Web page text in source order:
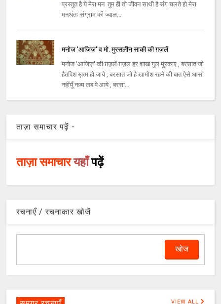
प्रस्तुत है ये मेरा मन तुम ही तो जीवन साथी है संग चलते हो मेरा
मनअंतः संग्राम की ज्वाल...
मनोज 'आजिज़' व मो. मुरसलीन साकी की ग़ज़लें
मनोज 'आजिज़' की ग़ज़लें ग़ज़ल हर शाख गुल मुस्काए , बरसात जो
हैतपिश ख़त्म हो जाये , बरसात जो है खामोश रहने की बात ऐसे आसाँ
नहींयूँ नज़्म लब पे आये , बरसा...
ताज़ा समाचार पढ़ें -
ताज़ा समाचारयहाँपढ़ें
रचनाएँ / रचनाकार खोजें
VIEW ALL